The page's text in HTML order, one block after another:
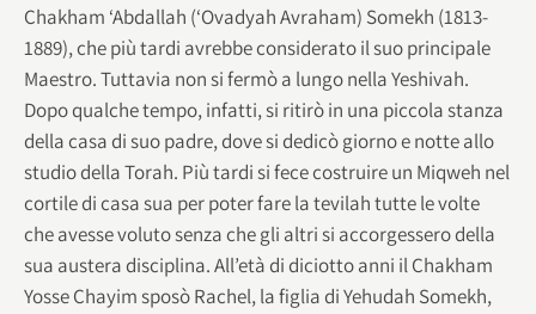
Chakham ‘Abdallah (‘Ovadyah Avraham) Somekh (1813-
1889), che più tardi avrebbe considerato il suo principale
Maestro. Tuttavia non si fermò a lungo nella Yeshivah.
Dopo qualche tempo, infatti, si ritirò in una piccola stanza
della casa di suo padre, dove si dedicò giorno e notte allo
studio della Torah. Più tardi si fece costruire un Miqweh nel
cortile di casa sua per poter fare la tevilah tutte le volte
che avesse voluto senza che gli altri si accorgessero della
sua austera disciplina. All’età di diciotto anni il Chakham
Yosse Chayim sposò Rachel, la figlia di Yehudah Somekh,